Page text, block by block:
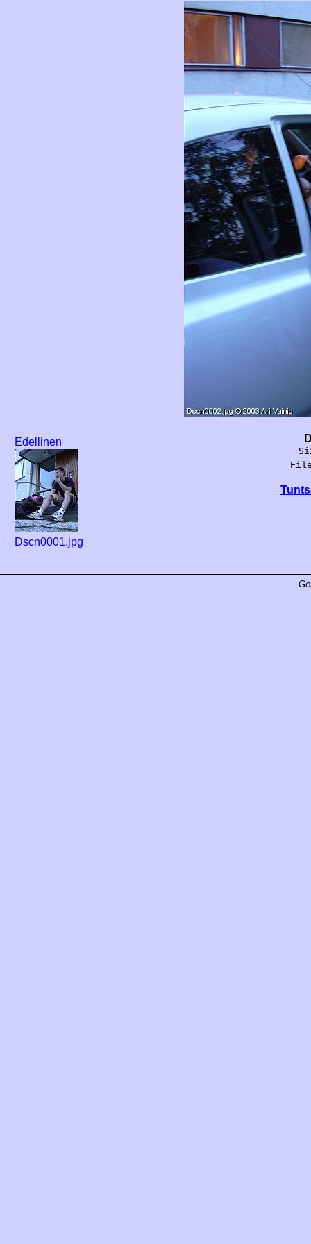
Edellinen
Dscn0001.jpg